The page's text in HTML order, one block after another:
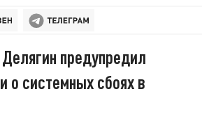
предупредил
о системных сбоях в